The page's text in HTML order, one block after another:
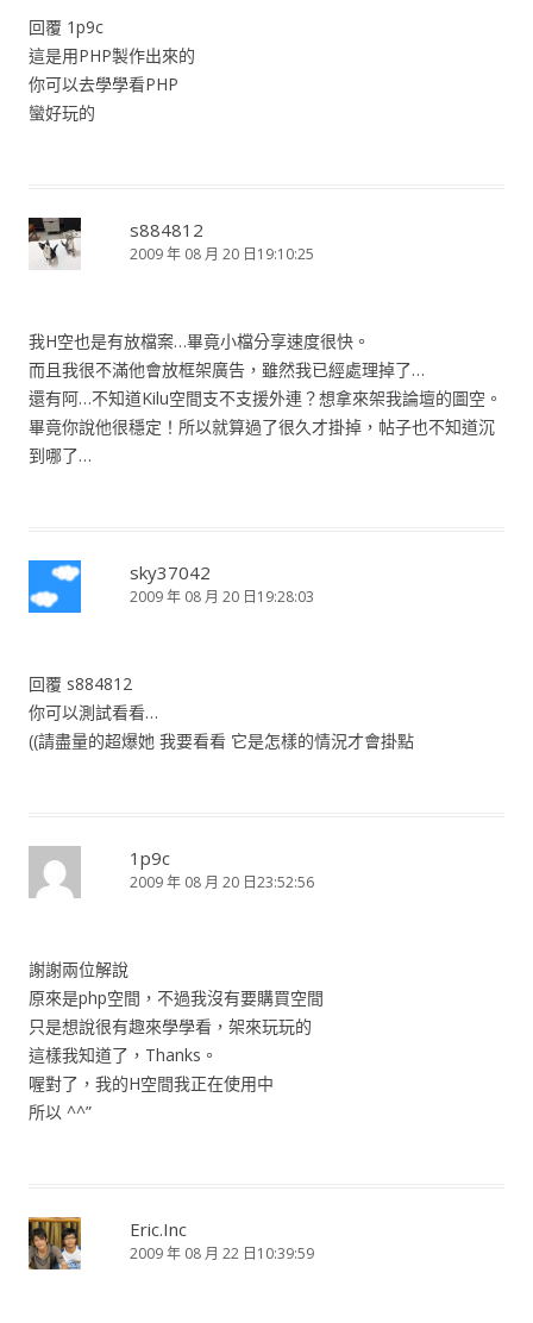
回覆 1p9c
這是用PHP製作出來的
你可以去學學看PHP
蠻好玩的
s884812
2009 年 08 月 20 日19:10:25
我H空也是有放檔案…畢竟小檔分享速度很快。
而且我很不滿他會放框架廣告，雖然我已經處理掉了…
還有阿…不知道Kilu空間支不支援外連？想拿來架我論壇的圖空。
畢竟你說他很穩定！所以就算過了很久才掛掉，帖子也不知道沉
到哪了…
sky37042
2009 年 08 月 20 日19:28:03
回覆 s884812
你可以測試看看…
((請盡量的超爆她 我要看看 它是怎樣的情況才會掛點
1p9c
2009 年 08 月 20 日23:52:56
謝謝兩位解說
原來是php空間，不過我沒有要購買空間
只是想說很有趣來學學看，架來玩玩的
這樣我知道了，Thanks。
喔對了，我的H空間我正在使用中
所以 ^^”
Eric.Inc
2009 年 08 月 22 日10:39:59